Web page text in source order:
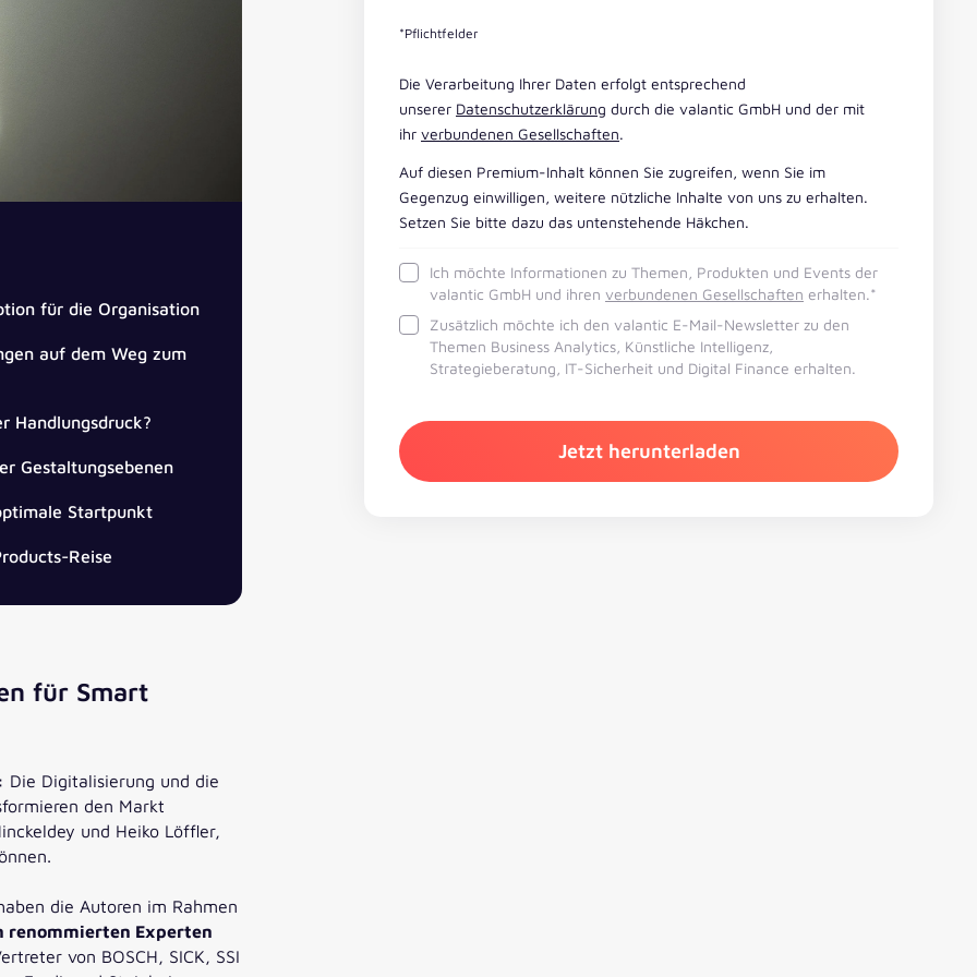
für die Organisation
auf dem Weg zum
Handlungsdruck?
Gestaltungsebenen
Startpunkt
Reise
für Smart
Die Digitalisierung und die
den Markt
und Heiko Löffler,
die Autoren im Rahmen
renommierten Experten
von BOSCH, SICK, SSI
*Pflichtfelder
Die Verarbeitung Ihrer Daten erfolgt entsprechend
unserer Datenschutzerklärung durch die valantic GmbH und der mit
ihr verbundenen Gesellschaften.
Auf diesen Premium-Inhalt können Sie zugreifen, wenn Sie im
Gegenzug einwilligen, weitere nützliche Inhalte von uns zu erhalten.
Setzen Sie bitte dazu das untenstehende Häkchen.
Ich möchte Informationen zu Themen, Produkten und Events der
valantic GmbH und ihren verbundenen Gesellschaften erhalten.*
Zusätzlich möchte ich den valantic E-Mail-Newsletter zu den
Themen Business Analytics, Künstliche Intelligenz,
Strategieberatung, IT-Sicherheit und Digital Finance erhalten.